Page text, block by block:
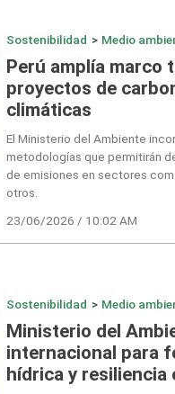
Sostenibilidad > Medio
Perú amplía marco
proyectos de
climáticas
El Ministerio del Ambiente
metodologías que permitirán
de emisiones en sectores
otros.
23/06/2026 / 10:02 AM
Sostenibilidad > Medio
Ministerio del
internacional para
hídrica y resiliencia